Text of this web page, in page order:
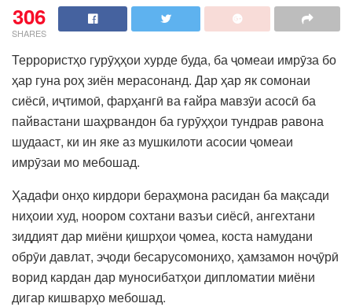
306
SHARES
Террористҳо гурӯҳҳои хурде буда, ба ҷомеаи имрӯза бо
ҳар гуна роҳ зиён мерасонанд. Дар ҳар як сомонаи
сиёсӣ, иҷтимоӣ, фарҳангӣ ва ғайра мавзӯи асосӣ ба
пайвастани шаҳрвандон ба гурӯҳҳои тундрав равона
шудааст, ки ин яке аз мушкилоти асосии ҷомеаи
имрӯзаи мо мебошад.
Ҳадафи онҳо кирдори бераҳмона расидан ба мақсади
ниҳоии худ, ноором сохтани вазъи сиёсӣ, ангехтани
зиддият дар миёни қишрҳои ҷомеа, коста намудани
обрӯи давлат, эҷоди бесарусомониҳо, ҳамзамон ноҷӯрӣ
ворид кардан дар муносибатҳои дипломатии миёни
дигар кишварҳо мебошад.